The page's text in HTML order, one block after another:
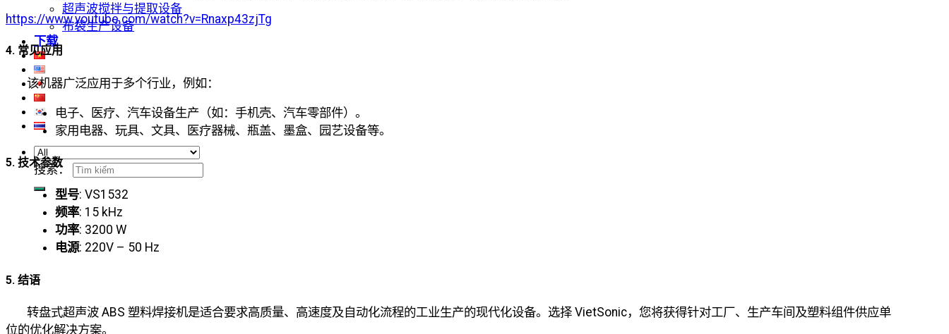
超声波搅拌与提取设备
布袋生产设备
下载
搜索：
https://www.youtube.com/watch?v=Rnaxp43zjTg
4. 常见应用
该机器广泛应用于多个行业，例如：
电子、医疗、汽车设备生产（如：手机壳、汽车零部件）。
家用电器、玩具、文具、医疗器械、瓶盖、墨盒、园艺设备等。
5. 技术参数
型号: VS1532
频率: 15 kHz
功率: 3200 W
电源: 220V – 50 Hz
5. 结语
转盘式超声波 ABS 塑料焊接机是适合要求高质量、高速度及自动化流程的工业生产的现代化设备。选择 VietSonic，您将获得针对工厂、生产车间及塑料组件供应单
位的优化解决方案。